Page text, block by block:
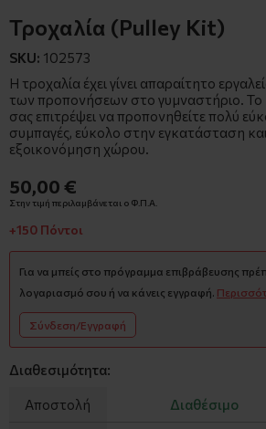
Τροχαλία (Pulley Kit)
SKU: 102573
Η τροχαλία έχει γίνει απαραίτητο
των προπονήσεων στο γυμναστήριο. Το
σας επιτρέψει να προπονηθείτε πολύ
συμπαγές, εύκολο στην εγκατάσταση
εξοικονόμηση χώρου.
50,00 €
Στην τιμή περιλαμβάνεται ο Φ.Π.Α.
+150 Πόντοι
Για να μπείς στο πρόγραμμα επιβράβευσης
λογαριασμό σου ή να κάνεις εγγραφή.
Σύνδεση/Εγγραφή
Διαθεσιμότητα:
Αποστολή Διαθέσιμο